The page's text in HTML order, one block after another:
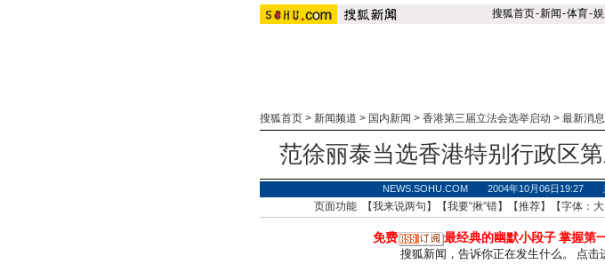
搜狐首页-新闻-体育-
搜狐首页> 新闻频道 > 国内新闻 > 香港第三届立法会选举启动 > 最新消息
范徐丽泰当选香港特别行政区
NEWS.SOHU.COM 2004年10月06日19:27
页面功能 【我来说两句 】【我要“揪”错】【推荐】【字体： 大
免费 最经典的幽默小段子掌握第
搜狐新闻，告诉你正在发生什么。 点击